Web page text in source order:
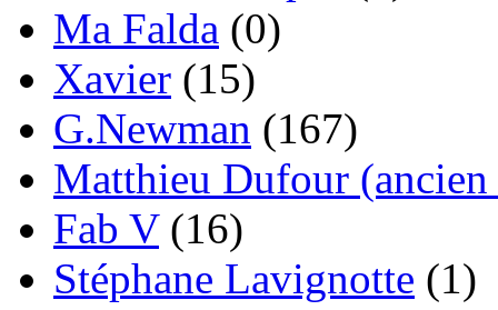
Ma Falda (0)
Xavier (15)
G.Newman (167)
Matthieu Dufour (ancien
Fab V(16)
Stéphane Lavignotte (1)